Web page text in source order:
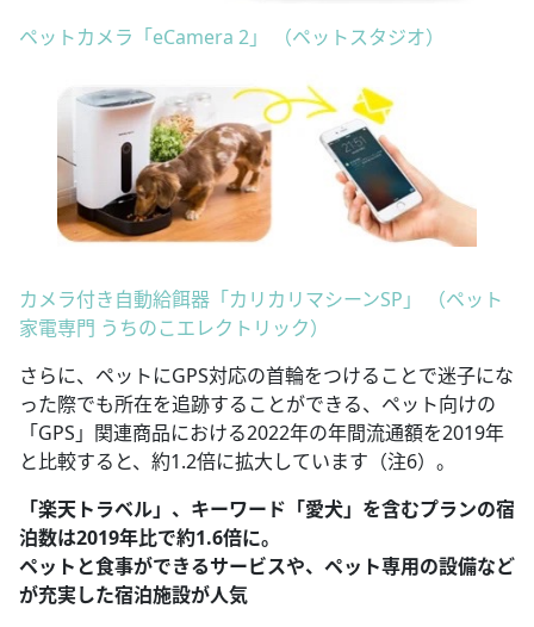
ペットカメラ「eCamera 2」 （ペットスタジオ）
カメラ付き自動給餌器「カリカリマシーンSP」 （ペット
家電専門 うちのこエレクトリック）
さらに、ペットにGPS対応の首輪をつけることで迷子にな
った際でも所在を追跡することができる、ペット向けの
「GPS」関連商品における2022年の年間流通額を2019年
と比較すると、約1.2倍に拡大しています（注6）。
「楽天トラベル」、キーワード「愛犬」を含むプランの宿
泊数は2019年比で約1.6倍に。
ペットと食事ができるサービスや、ペット専用の設備など
が充実した宿泊施設が人気